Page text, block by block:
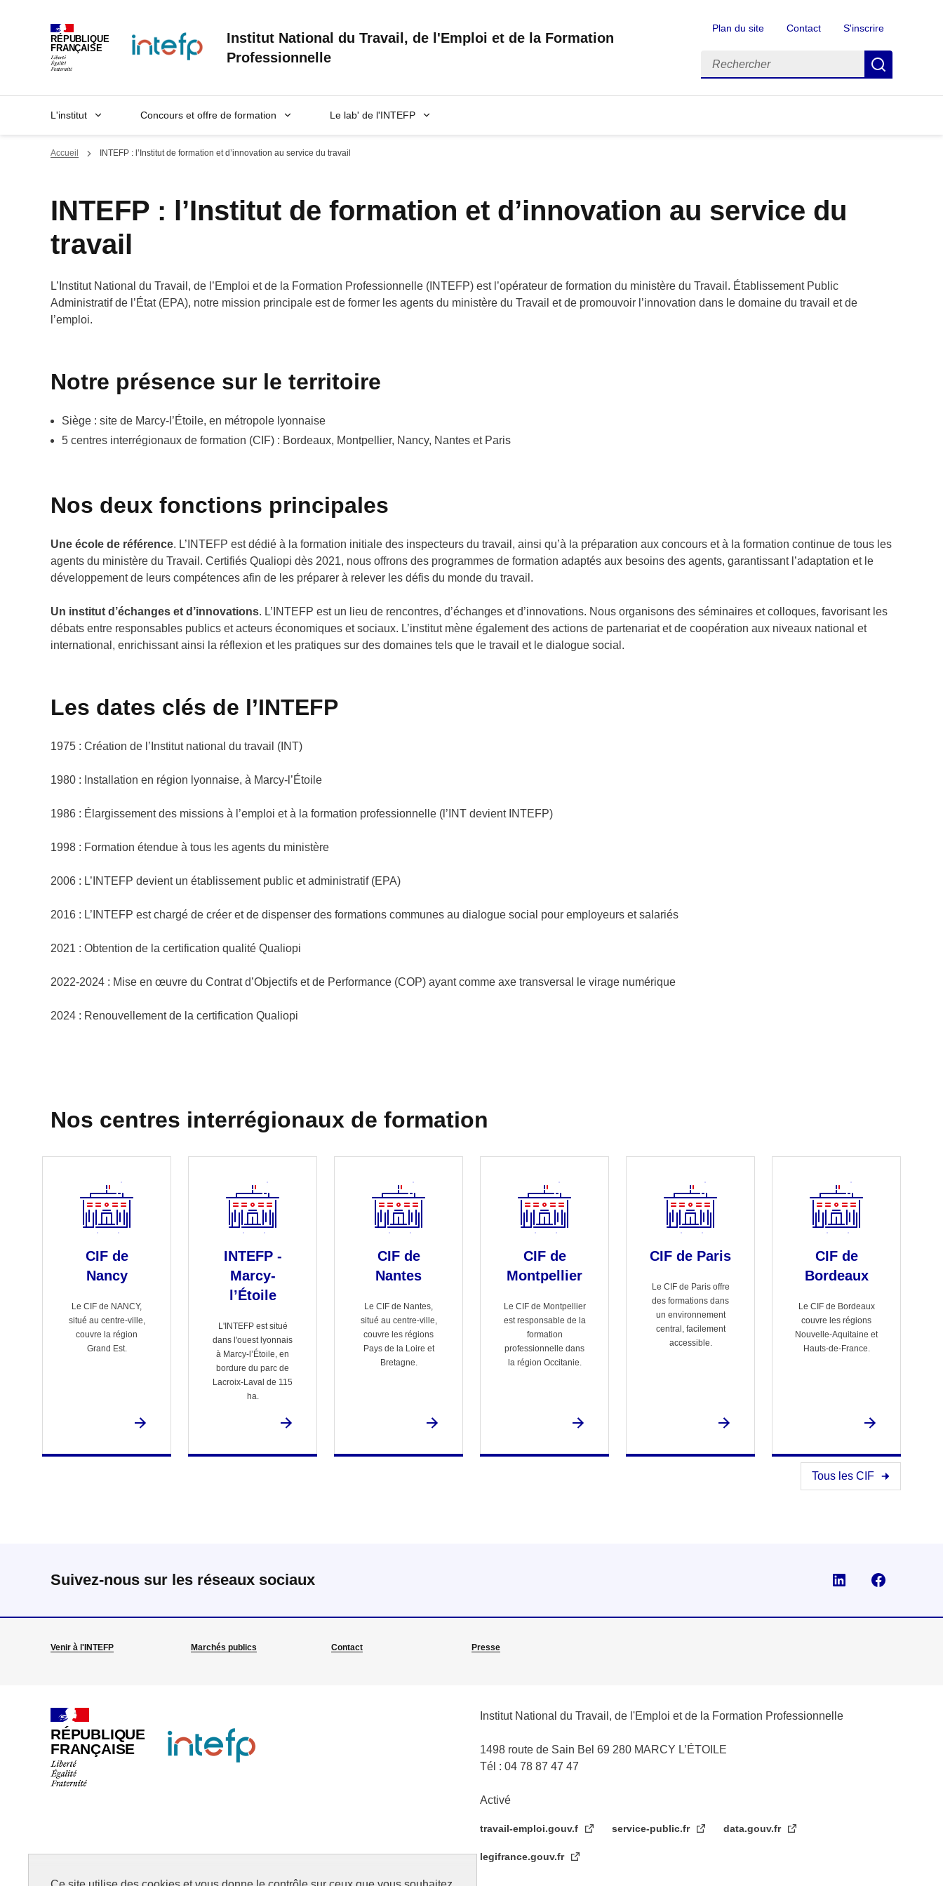
RÉPUBLIQUE
FRANÇAISE
Institut National du Travail, de l'Emploi et de la Formation
Professionnelle
Plan du site Contact S'inscrire
Rechercher
L'institut Concours et offre de formation Le lab' de l'INTEFP
Accueil INTEFP : l’Institut de formation et d’innovation au service du travail
INTEFP : l’Institut de formation et d’innovation au service du
travail
L’Institut National du Travail, de l’Emploi et de la Formation Professionnelle (INTEFP) est l’opérateur de formation du ministère du Travail. Établissement Public
Administratif de l’État (EPA), notre mission principale est de former les agents du ministère du Travail et de promouvoir l’innovation dans le domaine du travail et de
l’emploi.
Notre présence sur le territoire
Siège : site de Marcy- l’Étoile, en métropole lyonnaise
5 centres interrégionaux de formation (CIF) : Bordeaux, Montpellier, Nancy, Nantes et Paris
Nos deux fonctions principales
Une école de référence. L’INTEFP est dédié à la formation initiale des inspecteurs du travail, ainsi qu’à la préparation aux concours et à la formation continue de tous les
agents du ministère du Travail. Certifiés Qualiopi dès 2021, nous offrons des programmes de formation adaptés aux besoins des agents, garantissant l’adaptation et le
développement de leurs compétences afin de les préparer à relever les défis du monde du travail.
Un institut d’échanges et d’innovations. L’INTEFP est un lieu de rencontres, d’échanges et d’innovations. Nous organisons des séminaires et colloques, favorisant les
débats entre responsables publics et acteurs économiques et sociaux. L’institut mène également des actions de partenariat et de coopération aux niveaux national et
international, enrichissant ainsi la réflexion et les pratiques sur des domaines tels que le travail et le dialogue social.
Les dates clés de l’INTEFP
1975 : Création de l’Institut national du travail (INT)
1980 : Installation en région lyonnaise, à Marcy-l’Étoile
1986 : Élargissement des missions à l’emploi et à la formation professionnelle (l’INT devient INTEFP)
1998 : Formation étendue à tous les agents du ministère
2006 : L’INTEFP devient un établissement public et administratif (EPA)
2016 : L’INTEFP est chargé de créer et de dispenser des formations communes au dialogue social pour employeurs et salariés
2021 : Obtention de la certification qualité Qualiopi
2022-2024 : Mise en œuvre du Contrat d’Objectifs et de Performance (COP) ayant comme axe transversal le virage numérique
2024 : Renouvellement de la certification Qualiopi
Nos centres interrégionaux de formation
CIF de
Nancy
Le CIF de NANCY,
situé au centre-ville,
couvre la région
Grand Est.
INTEFP -
Marcy-
l’Étoile
L'INTEFP est situé
dans l'ouest lyonnais
à Marcy-l’Étoile, en
bordure du parc de
Lacroix-Laval de 115
ha.
CIF de
Nantes
Le CIF de Nantes,
situé au centre-ville,
couvre les régions
Pays de la Loire et
Bretagne.
CIF de
Montpellier
Le CIF de Montpellier
est responsable de la
formation
professionnelle dans
la région Occitanie.
CIF de Paris
Le CIF de Paris offre
des formations dans
un environnement
central, facilement
accessible.
CIF de
Bordeaux
Le CIF de Bordeaux
couvre les régions
Nouvelle-Aquitaine et
Hauts-de-France.
Tous les CIF
Suivez-nous sur les réseaux sociaux Visiter la page
Venir à l'INTEFP Marchés publics Contact Presse
RÉPUBLIQUE
FRANÇAISE
Institut National du Travail, de l'Emploi et de la Formation Professionnelle
1498 route de Sain Bel 69 280 MARCY L’ÉTOILE
Tél : 04 78 87 47 47
Activé
travail-emploi.gouv.f service-public.fr data.gouv.fr
legifrance.gouv.fr